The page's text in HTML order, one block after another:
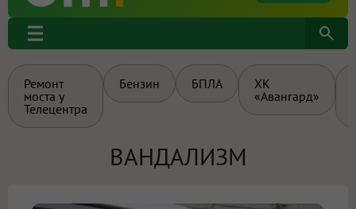
Ремонт
моста у
Телецентра
Бензин БПЛА
ХК
«Авангард»
ВАНДАЛИЗМ